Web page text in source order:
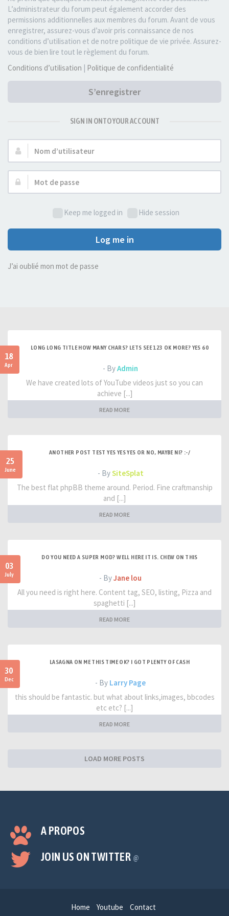
L’administrateur du forum peut également accorder des
permissions additionnelles aux membres du forum. Avant de vous
enregistrer, assurez-vous d’avoir pris connaissance de nos
conditions d’utilisation et de notre politique de vie privée. Assurez-
vous de bien lire tout le règlement du forum.
Conditions d’utilisation | Politique de confidentialité
S’enregistrer
SIGN IN ONTO YOUR ACCOUNT
Nom
d’utilisateur :
Mot
de
Keep me logged in
Hide session
Log me in
J’ai oublié mon mot de passe
18
Apr
LONG LONG TITLE HOW MANY CHARS? LETS SEE 123 OK MORE? YES 60
- ByAdmin
We have created lots of YouTube videos just so you can
achieve [...]
READ MORE
25
June
ANOTHER POST TEST YES YES YES OR NO, MAYBE NI? :-/
- BySiteSplat
The best flat phpBB theme around. Period. Fine craftmanship
and [...]
READ MORE
03
July
DO YOU NEED A SUPER MOD? WELL HERE IT IS. CHEW ON THIS
- ByJane lou
All you need is right here. Content tag, SEO, listing, Pizza and
spaghetti [...]
READ MORE
30
Dec
LASAGNA ON ME THIS TIME OK? I GOT PLENTY OF CASH
- By Larry Page
this should be fantastic. but what about links,images, bbcodes
etc etc? [...]
READ MORE
LOAD MORE POSTS
A PROPOS
JOIN US ON TWITTER @
Home Youtube Contact